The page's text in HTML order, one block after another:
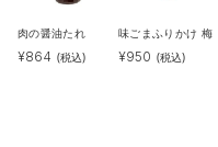
肉の醤油たれ
¥864 (税込)
味ごまふりかけ 梅
¥950 (税込)